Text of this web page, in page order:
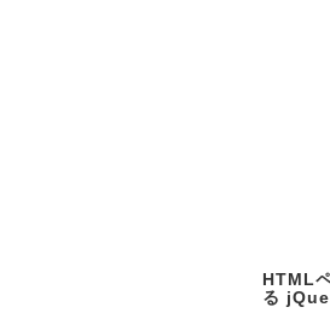
HTML
る